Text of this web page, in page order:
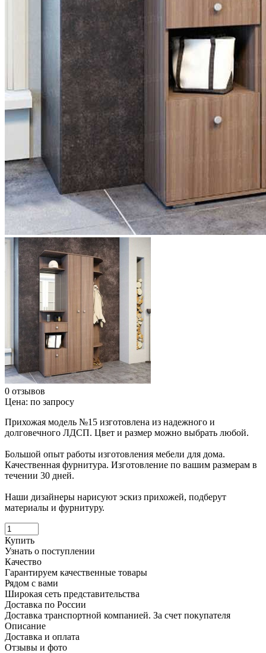
0 отзывов
Цена: по запросу
Прихожая модель №15 изготовлена из надежного и
долговечного ЛДСП. Цвет и размер можно выбрать любой.
Большой опыт работы изготовления мебели для дома.
Качественная фурнитура. Изготовление по вашим размерам в
течении 30 дней.
Наши дизайнеры нарисуют эскиз прихожей, подберут
материалы и фурнитуру.
Купить
Узнать о поступлении
Качество
Гарантируем качественные товары
Рядом с вами
Широкая сеть представительства
Доставка по России
Доставка транспортной компанией. За счет покупателя
Описание
Доставка и оплата
Отзывы и фото